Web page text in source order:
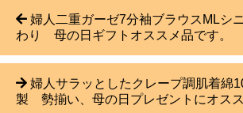
婦人二重ガーゼ7分袖ブラウスMLシ
わり 母の日ギフトオススメ品です。
婦人サラッとしたクレープ調肌着綿
製 勢揃い、母の日プレゼントにオスス